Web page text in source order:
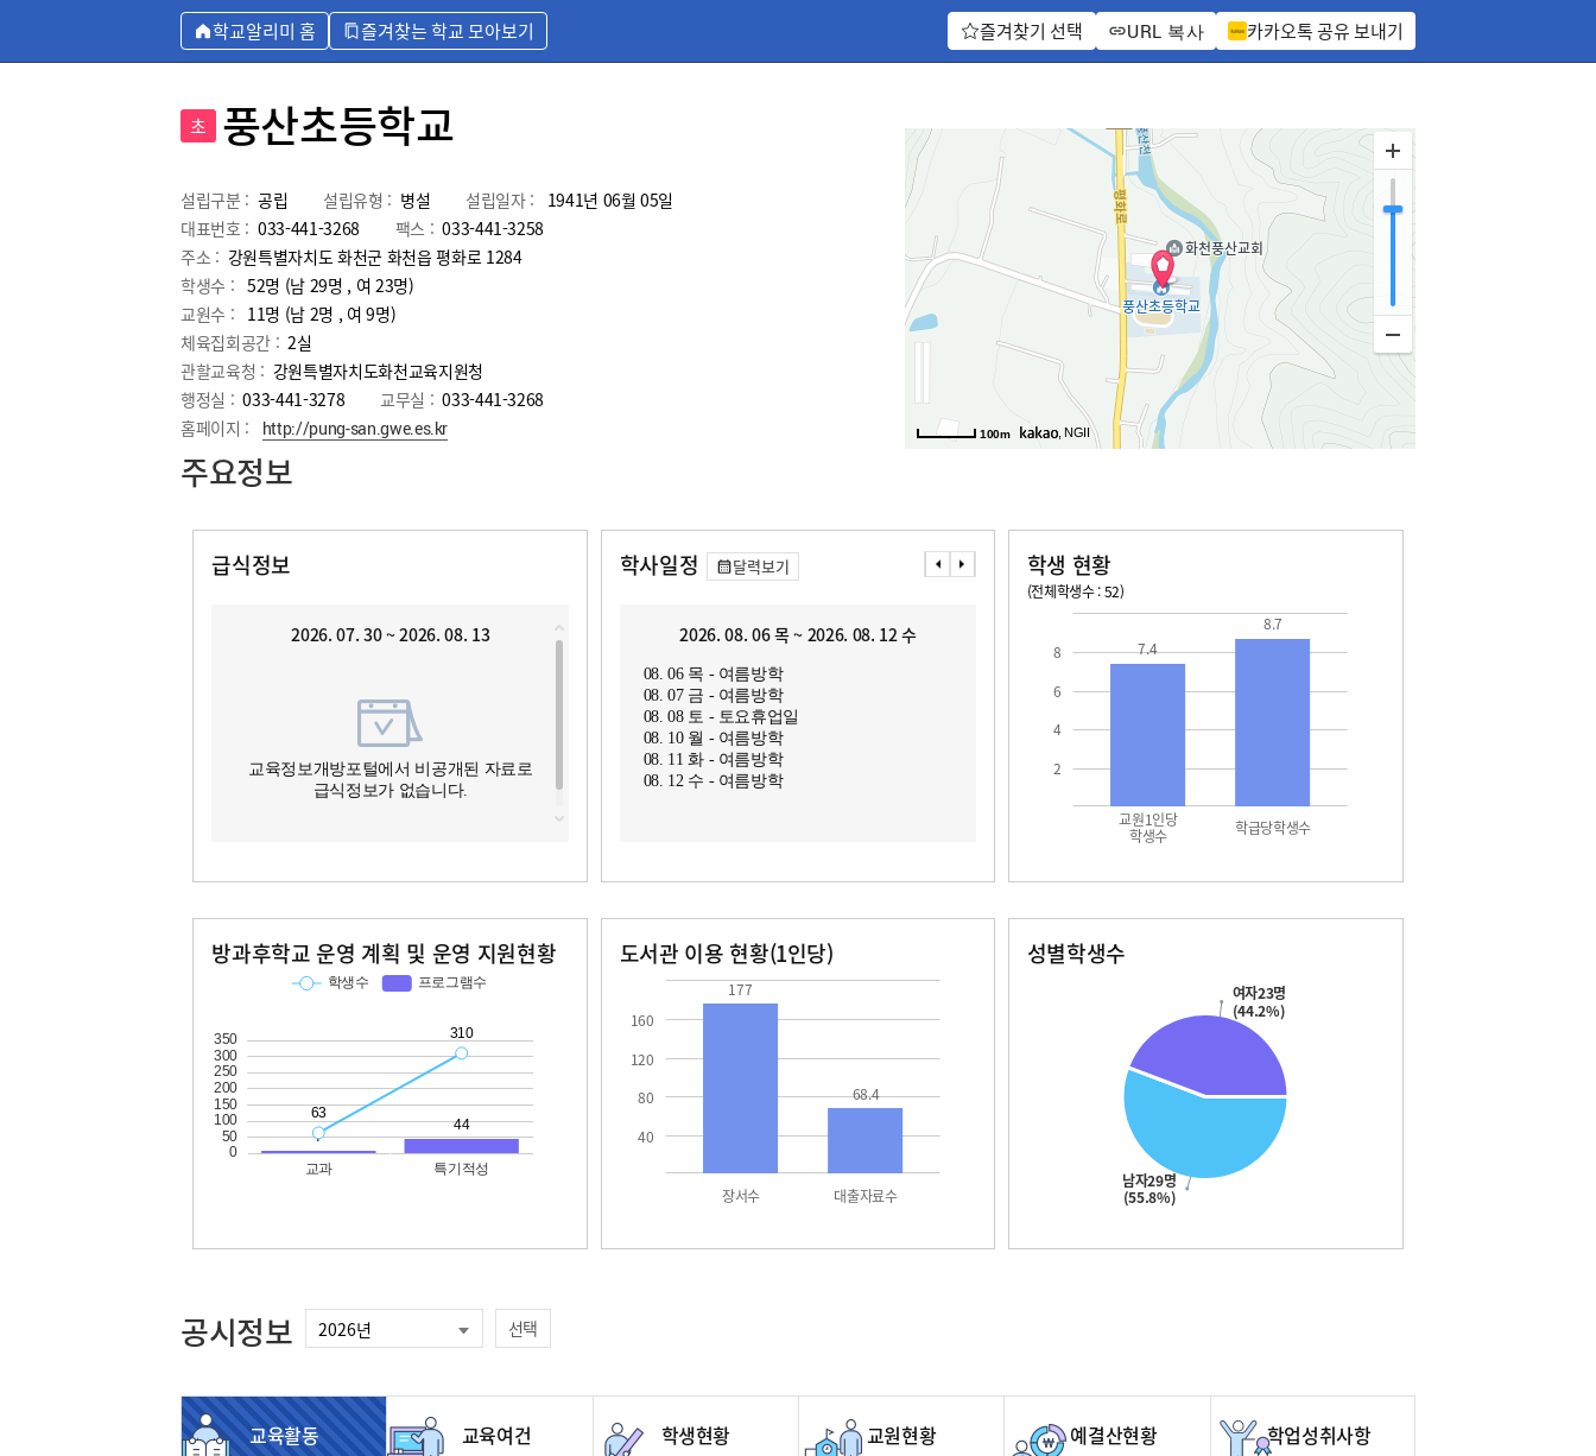
학교알리미 홈 즐겨찾는 학교 모아보기 즐겨찾기 선택 URL 복사 카카오톡 공유 보내기
초 풍산초등학교
설립구분 : 공립 설립유형 : 병설 설립일자 :
1941년 06월 05일
대표번호 : 033-441-3268 팩스 : 033-441-3258
주소 : 강원특별자치도 화천군 화천읍 평화로 1284
학생수 : 52명 (남 29명 , 여 23명)
교원수 : 11명 (남 2명 , 여9명)
체육집회공간 : 2실
관할교육청 : 강원특별자치도화천교육지원청
행정실 : 033-441-3278 교무실 : 033-441-3268
홈페이지 :
http://pung-san.gwe.es.kr 100m , NGII
주요정보
급식정보
2026. 07. 30 ~ 2026. 08. 13
교육정보개방포털에서 비공개된 자료로
급식정보가 없습니다.
학사일정 달력보기
2026. 08. 06 목 ~ 2026. 08. 12 수
08. 06 목 - 여름방학
08. 07 금 - 여름방학
08. 08 토 - 토요휴업일
08. 10 월 - 여름방학
08. 11 화 - 여름방학
08. 12 수 - 여름방학
2026. 08. 13 목 ~ 2026. 08. 19 수
08. 14 금 - 여름방학
08. 17 월 - 여름방학
08. 17 월 - 대체공휴일
학생 현황
(전체학생수 : 52)
2
4
6
8
교원1인당
학생수 학급당학생수
7.4
8.7
방과후학교 운영 계획 및 운영 지원현황 도서관 이용 현황(1인당)
40
80
120
160
장서수 대출자료수
177
68.4
성별학생수
남자29명
(55.8%)
여자23명
(44.2%)
공시정보 선택
교육활동 교육여건 학생현황 교원현황 예결산현황 학업성취사항